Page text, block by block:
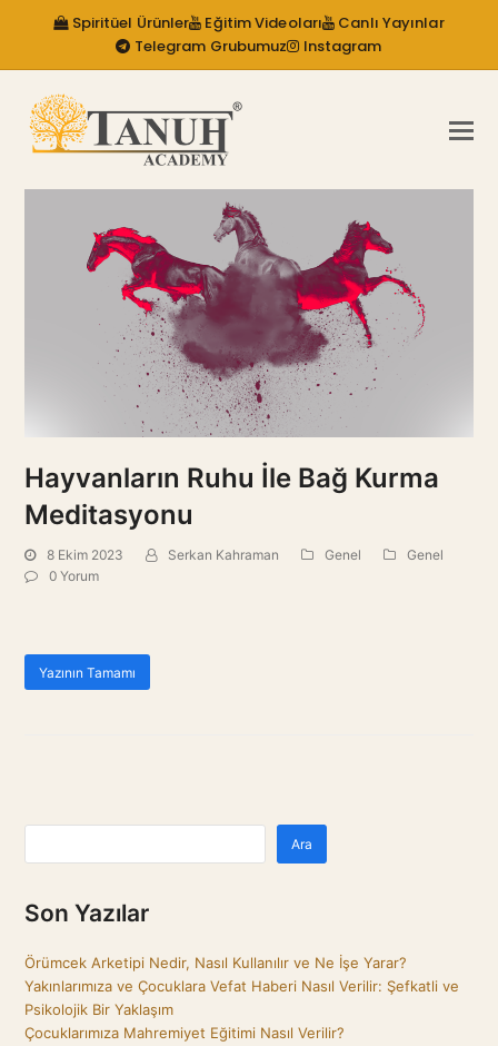
Spiritüel Ürünler Eğitim Videoları
Canlı Yayınlar
Telegram Grubumuz
Instagram
Hayvanların Ruhu İle Bağ Kurma
Meditasyonu
8 Ekim 2023 Serkan Kahraman Genel
Genel
0 Yorum
Yazının Tamamı
Ara
Son Yazılar
Örümcek Arketipi Nedir, Nasıl Kullanılır ve Ne İşe Yarar?
Yakınlarımıza ve Çocuklara Vefat Haberi Nasıl Verilir: Şefkatli ve
Psikolojik Bir Yaklaşım
Çocuklarımıza Mahremiyet Eğitimi Nasıl Verilir?